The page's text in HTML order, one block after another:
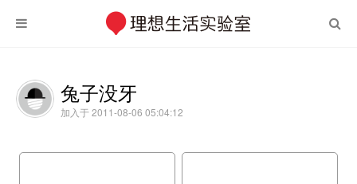
兔子没牙
加入于 2011-08-06 05:04:12